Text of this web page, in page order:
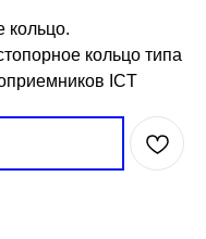
кольцо.
кольцо типа
ICT